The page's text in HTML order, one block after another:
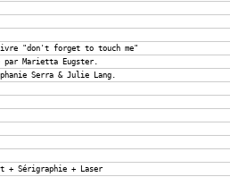
livre "don't forget to touch me"
par Marietta Eugster.
Serra & Julie Lang.
+ Sérigraphie + Laser